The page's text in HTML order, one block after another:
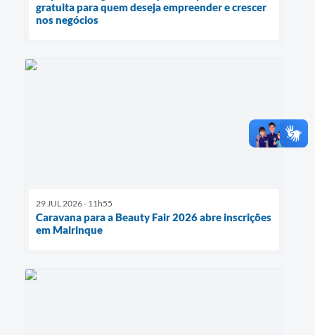
gratuita para quem deseja empreender e crescer
nos negócios
29 JUL 2026 - 11h55
Caravana para a Beauty Fair 2026 abre inscrições
em Mairinque